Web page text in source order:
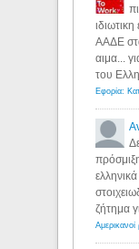
ΑΑΔΕ
αιμα...
του
ζήτημα